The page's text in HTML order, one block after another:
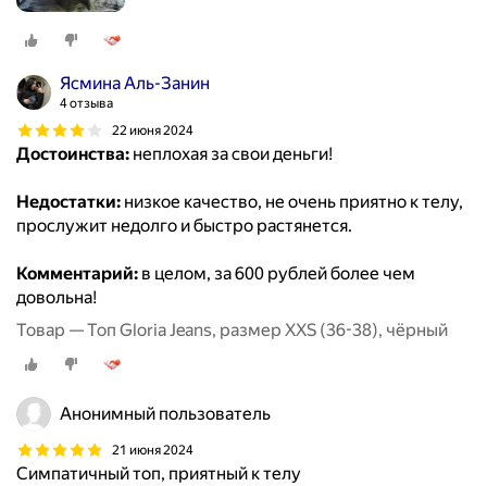
Ясмина Аль-Занин
4 отзыва
22 июня 2024
Достоинства: неплохая за свои деньги!
Недостатки: низкое качество, не очень приятно к телу,
прослужит недолго и быстро растянется.
Комментарий: в целом, за 600 рублей более чем
довольна!
Товар — Топ Gloria Jeans, размер XXS (36-38), чёрный
Анонимный пользователь
21 июня 2024
Симпатичный топ, приятный к телу